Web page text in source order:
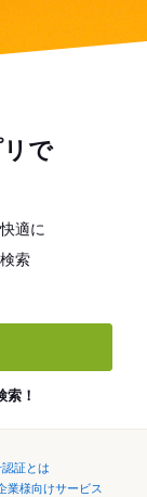
で
適に
索
索！
証とは
業様向けサービス